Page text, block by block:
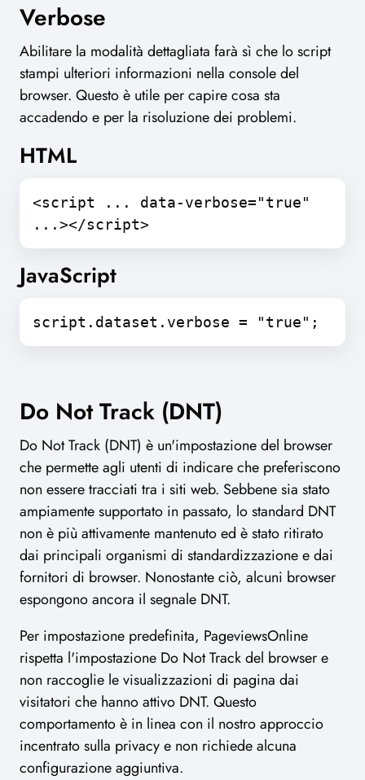
Verbose
Abilitare la modalità dettagliata farà sì che lo script
stampi ulteriori informazioni nella console del
browser. Questo è utile per capire cosa sta
accadendo e per la risoluzione dei problemi.
HTML
<script ... data-verbose="true"
...></script>
JavaScript
script.dataset.verbose = "true";
Do Not Track (DNT)
Do Not Track (DNT) è un'impostazione del browser
che permette agli utenti di indicare che preferiscono
non essere tracciati tra i siti web. Sebbene sia stato
ampiamente supportato in passato, lo standard DNT
non è più attivamente mantenuto ed è stato ritirato
dai principali organismi di standardizzazione e dai
fornitori di browser. Nonostante ciò, alcuni browser
espongono ancora il segnale DNT.
Per impostazione predefinita, PageviewsOnline
rispetta l'impostazione Do Not Track del browser e
non raccoglie le visualizzazioni di pagina dai
visitatori che hanno attivo DNT. Questo
comportamento è in linea con il nostro approccio
incentrato sulla privacy e non richiede alcuna
configurazione aggiuntiva.